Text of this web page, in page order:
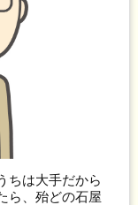
ちは大手だから
ら、殆どの石屋